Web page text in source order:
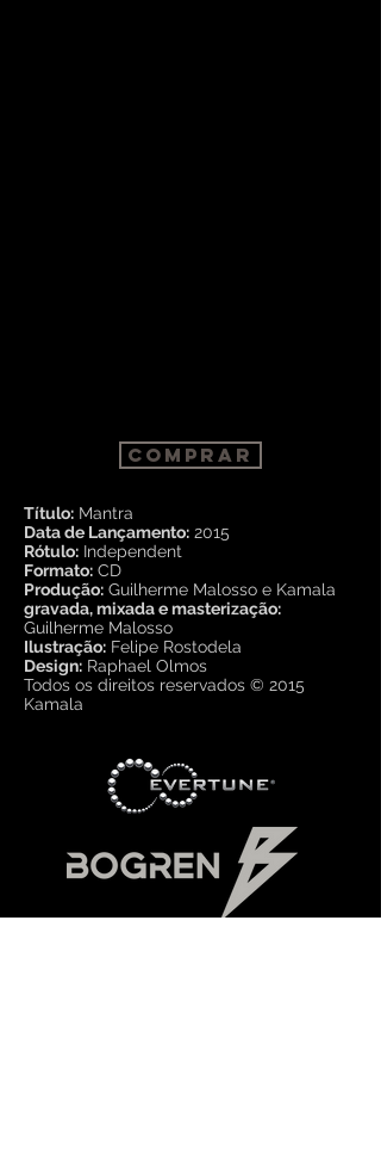
Comprar
Título: Mantra
Data de Lançamento: 2015
Rótulo: Independent
Formato: CD
Produção: Guilherme Malosso e Kamala
gravada, mixada e masterização:
Guilherme Malosso
Ilustração: Felipe Rostodela
Design: Raphael Olmos
Todos os direitos reservados © 2015
Kamala